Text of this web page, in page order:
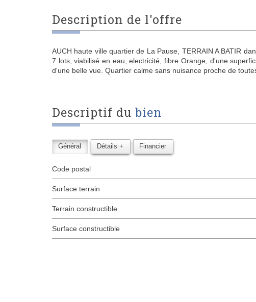
description de l'offre
AUCH haute ville quartier de La Pause, TERRAIN A BATIR
7 lots, viabilisé en eau, electricité, fibre Orange, d'une
d'une belle vue. Quartier calme sans nuisance proche de
descriptif du bien
Général Détails + Financier
Code postal
surface terrain
Terrain constructible
Surface constructible